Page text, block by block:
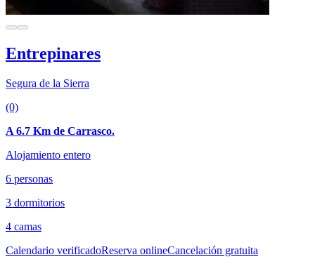
Entrepinares
Segura de la Sierra
(0)
A 6.7 Km de Carrasco.
Alojamiento entero
6 personas
3 dormitorios
4 camas
Calendario verificadoReserva onlineCancelación gratuita